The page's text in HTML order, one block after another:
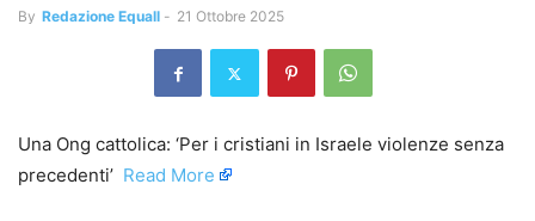
By Redazione Equall - 21 Ottobre 2025
Una Ong cattolica: ‘Per i cristiani in Israele violenze senza
precedenti’ ​ Read More